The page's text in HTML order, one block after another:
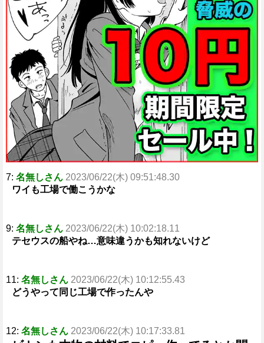
7: 名無しさん 2023/06/22(木) 09:51:48.30
ワイも工場で働こうかな
9: 名無しさん 2023/06/22(木) 10:02:18.11
テセウスの船やね…意味違うかも知れないけど
11: 名無しさん 2023/06/22(木) 10:12:55.43
どうやって同じ工場で作ったんや
12: 名無しさん 2023/06/22(木) 10:17:33.81